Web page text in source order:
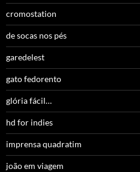
cromostation
de socas nos pés
garedelest
gato fedorento
glória fácil…
hd for indies
imprensa quadratim
joão em viagem